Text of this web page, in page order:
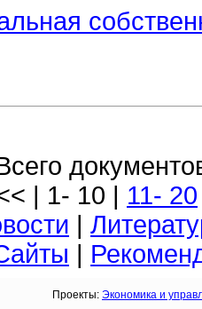
| 1- 10 | 11- 20
|
|
Проекты: Экономика и